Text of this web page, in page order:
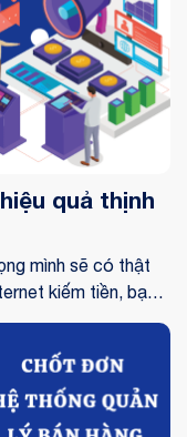
quả thịnh
mình sẽ có thật
kiếm tiền, bạn
đắt khách hay
thông tin chi